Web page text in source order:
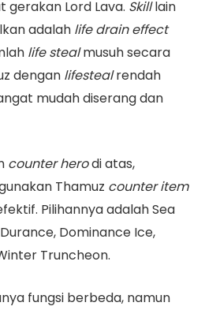
Lord Lava. Skilllain
adalah life drain effect
life stealmusuh secara
dengan lifestealrendah
mudah diserang dan
counter herodi atas,
Thamuz counter item
Pilihannya adalah Sea
Dominance Ice,
Truncheon.
fungsi berbeda, namun